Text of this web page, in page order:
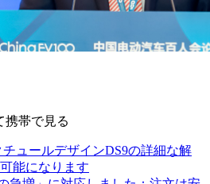
携帯で見る
ュールデザインDS9の詳細な解
能になります